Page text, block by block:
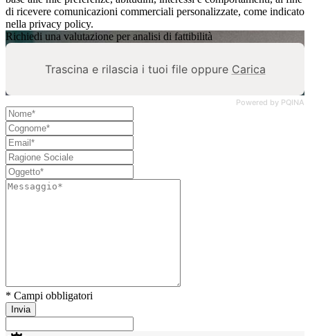
di ricevere comunicazioni commerciali personalizzate, come indicato
nella privacy policy.
Richiedi una valutazione per analisi di fattibilità
Powered by PQINA
Trascina e rilascia i tuoi file oppure Carica
* Campi obbligatori
Invia